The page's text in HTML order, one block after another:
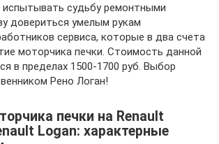
испытывать судьбу ремонтными
довериться умелым рукам
сервиса, которые в два счета
моторчика печки. Стоимость данной
в пределах 1500-1700 руб. Выбор
Рено Логан!
печки на Renault
Logan: характерные